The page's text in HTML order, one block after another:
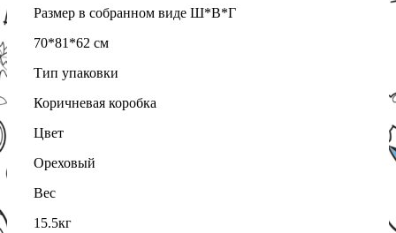
Размер в собранном виде Ш*В*Г
70*81*62 см
Тип упаковки
Коричневая коробка
Цвет
Ореховый
Вес
15.5кг